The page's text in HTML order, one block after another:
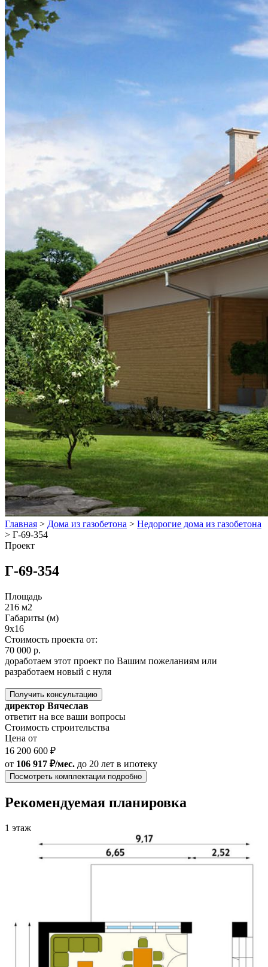
Главная > Дома из газобетона > Недорогие дома из газобетона
> Г-69-354
Проект
Г-69-354
Площадь
216 м2
Габариты (м)
9x16
Стоимость проекта от:
70 000 р.
доработаем этот проект по Вашим пожеланиям или
разработаем новый с нуля
Получить консультацию
директор Вячеслав
ответит на все ваши вопросы
Стоимость строительства
Цена от
16 200 600 ₽
от 106 917 ₽/мес. до 20 лет в ипотеку
Посмотреть комплектации подробно
Рекомендуемая планировка
1 этаж